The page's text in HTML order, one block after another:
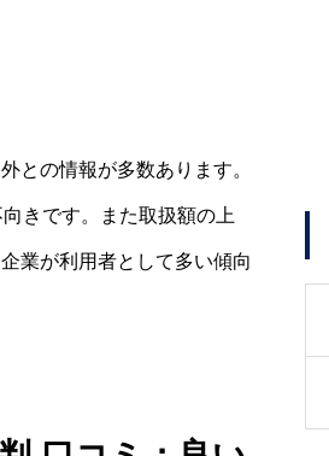
との情報が多数あります。
きです。また取扱額の上
業が利用者として多い傾向